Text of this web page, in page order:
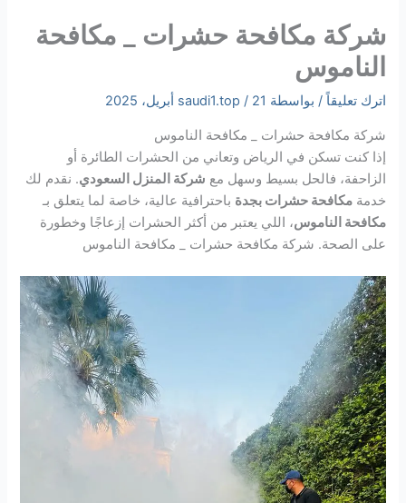
شركة مكافحة حشرات _ مكافحة
الناموس
اترك تعليقاً / بواسطة saudi1.top / 21 أبريل، 2025
شركة مكافحة حشرات _ مكافحة الناموس
إذا كنت تسكن في الرياض وتعاني من الحشرات الطائرة أو
الزاحفة، فالحل بسيط وسهل مع شركة المنزل السعودي. نقدم لك
خدمةمكافحة حشرات بجدة باحترافية عالية، خاصة لما يتعلق بـ
مكافحة الناموس، اللي يعتبر من أكثر الحشرات إزعاجًا وخطورة
على الصحة. شركة مكافحة حشرات _ مكافحة الناموس